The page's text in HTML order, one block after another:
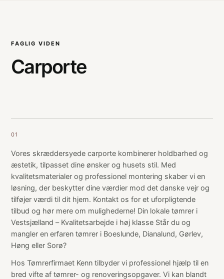
FAGLIG VIDEN
Carporte
01
Vores skræddersyede carporte kombinerer holdbarhed og
æstetik, tilpasset dine ønsker og husets stil. Med
kvalitetsmaterialer og professionel montering skaber vi en
løsning, der beskytter dine værdier mod det danske vejr og
tilføjer værdi til dit hjem. Kontakt os for et uforpligtende
tilbud og hør mere om mulighederne! Din lokale tømrer i
Vestsjælland – Kvalitetsarbejde i høj klasse Står du og
mangler en erfaren tømrer i Boeslunde, Dianalund, Gørlev,
Høng eller Sorø?
Hos Tømrerfirmaet Kenn tilbyder vi professionel hjælp til en
bred vifte af tømrer- og renoveringsopgaver. Vi kan blandt